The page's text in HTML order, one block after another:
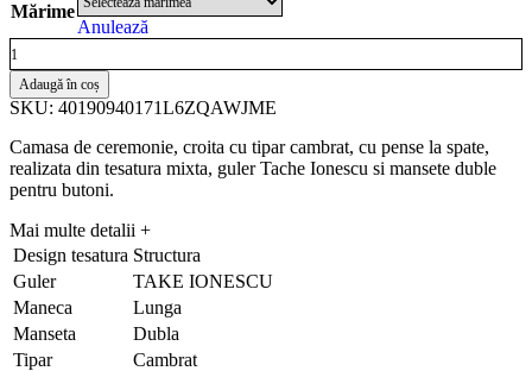
Mărime
Anulează
Adaugă în coș
SKU: 40190940171L6ZQAWJME
Camasa de ceremonie, croita cu tipar cambrat, cu pense la spate,
realizata din tesatura mixta, guler Tache Ionescu si mansete duble
pentru butoni.
Mai multe detalii +
Design tesatura Structura
Guler
TAKE IONESCU
Maneca
Lunga
Manseta
Dubla
Tipar
Cambrat